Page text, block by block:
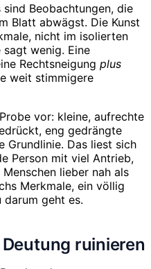
Beobachtungen, die
Blatt abwägst. Die Kunst
nicht im isolierten
sagt wenig. Eine
Rechtsneigung plus
weit stimmigere
vor: kleine, aufrechte
eng gedrängte
Grundlinie. Das liest sich
Person mit viel Antrieb,
lieber nah als
Merkmale, ein völlig
geht es.
Deutung ruinieren